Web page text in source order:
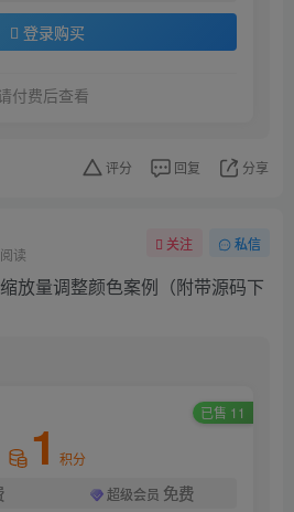
登录购买
付费后查看
评分 回复 分享
读
关注 私信
放量调整颜色案例（附带源码下
已售 11
1 积分
超级会员 免费